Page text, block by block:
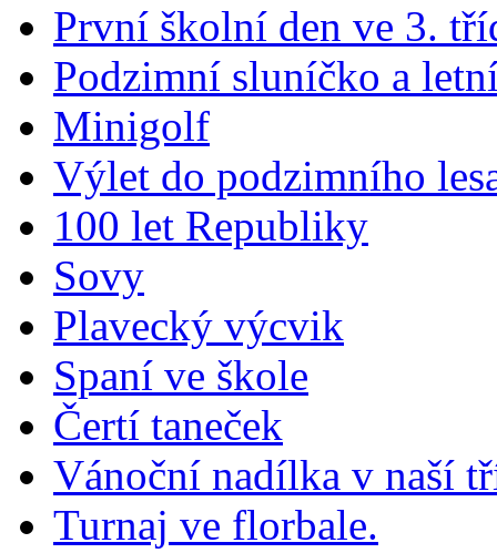
První školní den ve 3.
Podzimní sluníčko a
Minigolf
Výlet do podzimního
100 let Republiky
Sovy
Plavecký výcvik
Spaní ve škole
Čertí taneček
Vánoční nadílka v naší
Turnaj ve florbale.